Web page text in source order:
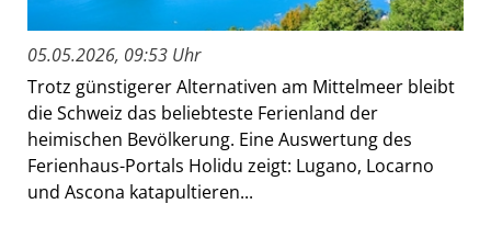
05.05.2026, 09:53 Uhr
Trotz günstigerer Alternativen am Mittelmeer bleibt
die Schweiz das beliebteste Ferienland der
heimischen Bevölkerung. Eine Auswertung des
Ferienhaus-Portals Holidu zeigt: Lugano, Locarno
und Ascona katapultieren...